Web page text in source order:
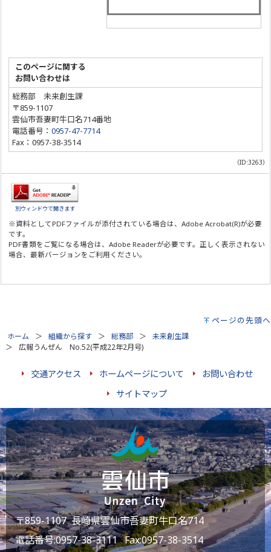
このページに関する
お問い合わせは
総務部 未来創生課
〒859-1107
雲仙市吾妻町牛口名714番地
電話番号：0957-47-7714
Fax：0957-38-3514
（ID:3263）
別ウィンドウで開きます
※資料としてPDFファイルが添付されている場合は、Adobe Acrobat(R)が必要
です。
PDF書類をご覧になる場合は、Adobe Readerが必要です。正しく表示されない
場合、最新バージョンをご利用ください。
ページの先頭へ
ホーム 組織から探す 総務部
未来創生課
広報うんぜん No.52(平成22年2月号)
交通アクセス ホームページについて
お問い合わせ
サイトマップ
〒859-1107 長崎県雲仙市吾妻町牛口名714
電話番号:0957-38-3111Fax:0957-38-3514